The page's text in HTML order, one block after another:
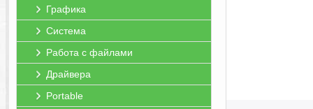
Графика
Система
Работа с файлами
Драйвера
Portable